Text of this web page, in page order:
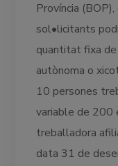
Província
sol•licitants
quantitat fixa
autònoma o
10 persones
variable de 200
treballadora
data 31 de